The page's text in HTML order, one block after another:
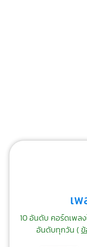
เ
10 อันดับ คอร์ดเพล
อันดับทุกวัน (